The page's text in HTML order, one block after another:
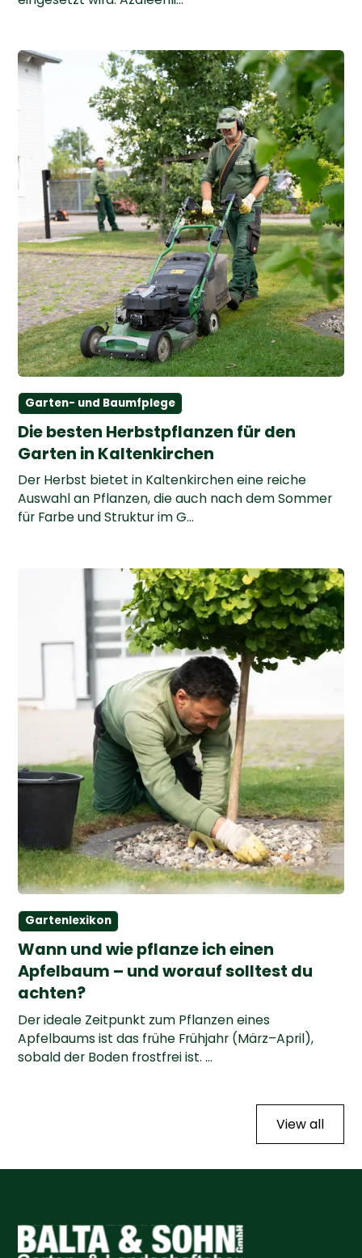
Garten- und Baumfplege
Die besten Herbstpflanzen für den
Garten in Kaltenkirchen
Der Herbst bietet in Kaltenkirchen eine reiche
Auswahl an Pflanzen, die auch nach dem Sommer
für Farbe und Struktur im G...
Gartenlexikon
Wann und wie pflanze ich einen
Apfelbaum – und worauf solltest du
achten?
Der ideale Zeitpunkt zum Pflanzen eines
Apfelbaums ist das frühe Frühjahr (März–April),
sobald der Boden frostfrei ist. ...
View all